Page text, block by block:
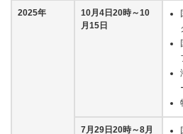
2025年
10月4日20時～10
月15日
7月29日20時～8月